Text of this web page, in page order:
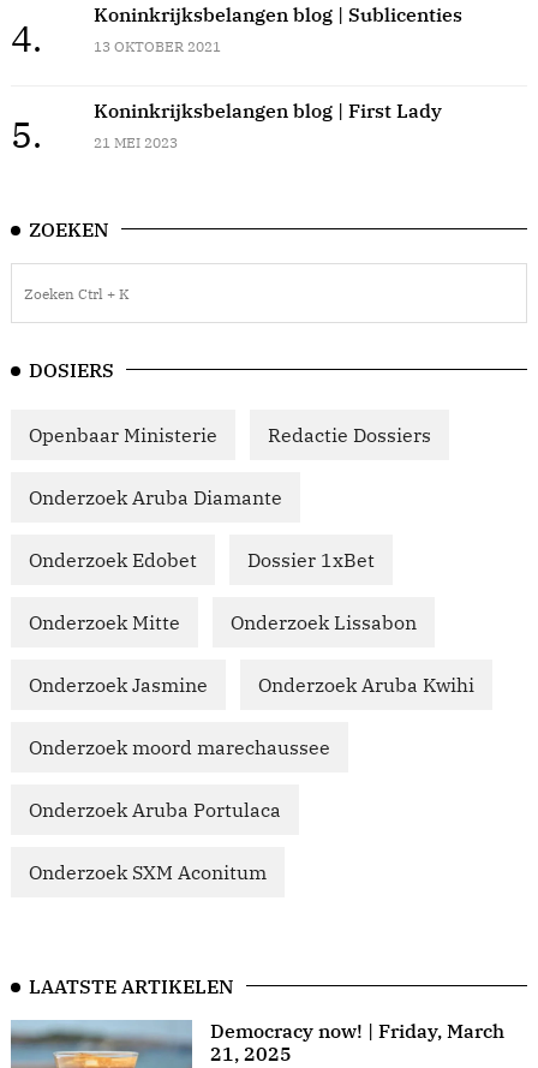
4.
Koninkrijksbelangen blog | Sublicenties
13 OKTOBER 2021
5.
Koninkrijksbelangen blog | First Lady
21 MEI 2023
ZOEKEN
DOSIERS
Openbaar Ministerie Redactie Dossiers
Onderzoek Aruba Diamante
Onderzoek Edobet Dossier 1xBet
Onderzoek Mitte Onderzoek Lissabon
Onderzoek Jasmine Onderzoek Aruba Kwihi
Onderzoek moord marechaussee
Onderzoek Aruba Portulaca
Onderzoek SXM Aconitum
LAATSTE ARTIKELEN
Democracy now! | Friday, March
21, 2025